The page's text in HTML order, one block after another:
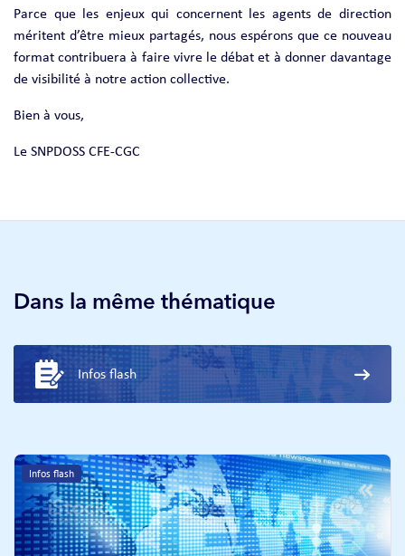
Parce que les enjeux qui concernent les agents de direction
méritent d’être mieux partagés, nous espérons que ce nouveau
format contribuera à faire vivre le débat et à donner davantage
de visibilité à notre action collective.
Bien à vous,
Le SNPDOSS CFE-CGC
Dans la même thématique
Infos flash
Infos flash